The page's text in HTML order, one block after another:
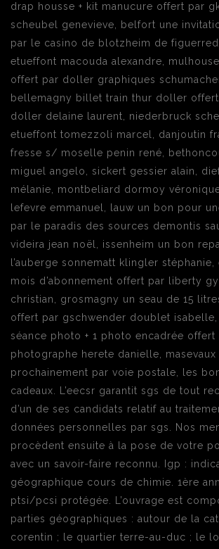
drap housse + kit manucure offert par
scheubel genevieve, belfort une
par le casino de blotzheim de
etueffont macouda alexandre,
offert par doller graphiques
bellemagny billet train thur doller
doller delaine laurent, niederbruck
etueffont tomezzoli marcel, danjoutin
fresse s/ moselle penin rené,
miguel angelo, sickert gessier alain,
mélanie, montbeliard dormoy
lefevre emmanuel, lauw un bon pour
par le paradis des sources demontis
videira jean noël, issenheim un bon
l’auberge sonnematt klingler stéphanie,
mois d’abonnement offert par liberty
christian, grosmagny un seau de 15
offert par gschwender doublet isabelle,
séance photo + 1 photo encadrée
photographe herete danielle,
prochainement par voie postale, les
cadeaux. L’eecsr garantit sgs de tout
d’un de ses candidats relatif au
données personnelles par sgs. Nos
procèdent ensuite à la pose de votre
avec un savoir-faire reconnu. Igp :
géographique cours de chimie. 1ère
ptsi/pcsi protégée. L’ouvrage est
parties géographiques : autour de la
corentin ; le quartier terre-au-duc ; le